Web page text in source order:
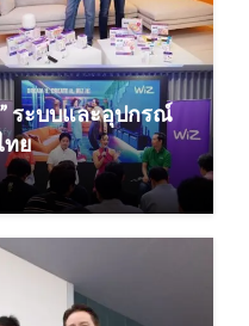
ระบบและอุปกรณ์
ทย